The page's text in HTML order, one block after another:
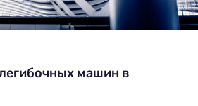
машин в